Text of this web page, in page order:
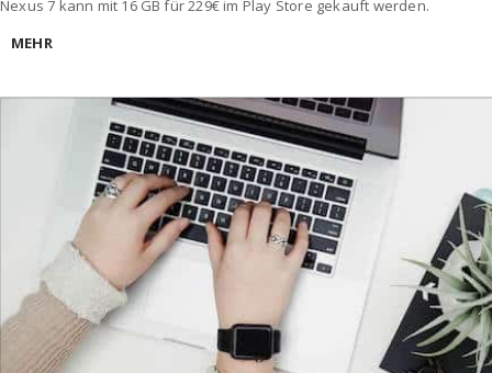
Nexus 7 kann mit 16 GB für 229€ im Play Store gekauft werden.
MEHR